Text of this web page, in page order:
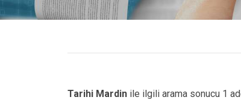
Tarihi Mardin ile ilgili arama sonucu 1